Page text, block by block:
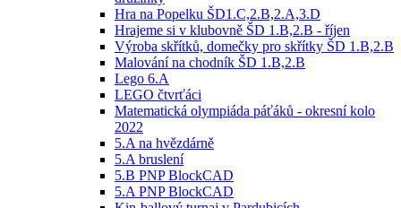
Hra na Popelku ŠD1.C,2.B,2.A,3.D
Hrajeme si v klubovně ŠD 1.B,2.B - říjen
Výroba skřítků, domečky pro skřítky ŠD 1.B,2.B
Malování na chodník ŠD 1.B,2.B
Lego 6.A
LEGO čtvrťáci
Matematická olympiáda páťáků - okresní kolo
2022
5.A na hvězdárně
5.A bruslení
5.B PNP BlockCAD
5.A PNP BlockCAD